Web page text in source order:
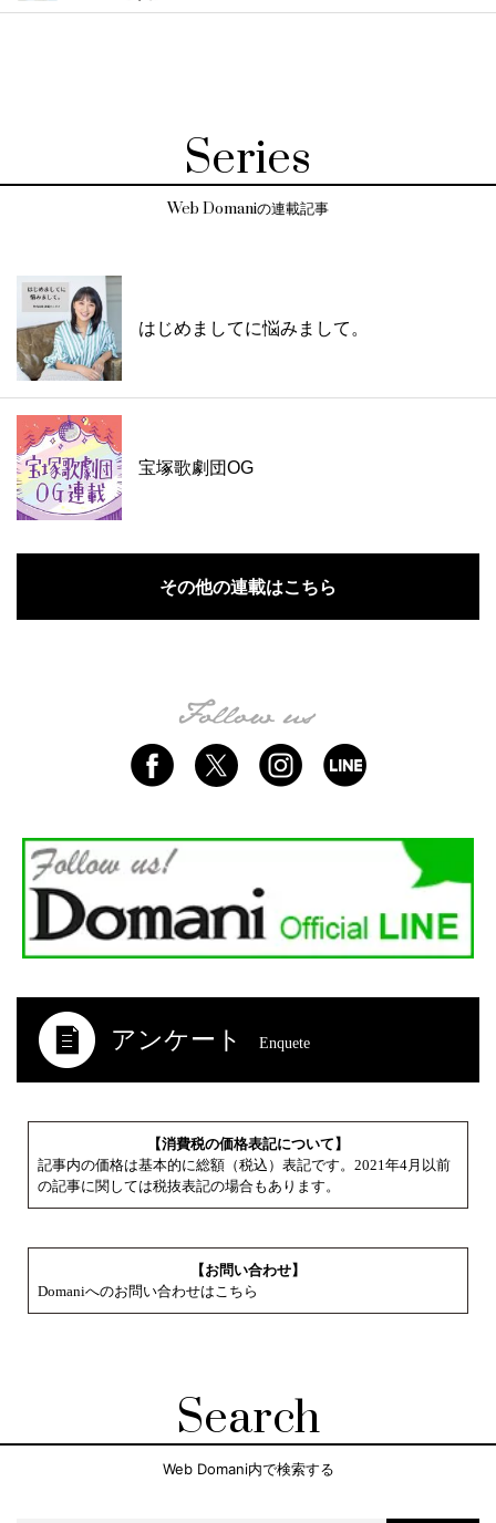
Series
Web Domaniの連載記事
はじめましてに悩みまして。
宝塚歌劇団OG
その他の連載はこちら
アンケート Enquete
【消費税の価格表記について】
記事内の価格は基本的に総額（税込）表記です。2021年4月以前
の記事に関しては税抜表記の場合もあります。
【お問い合わせ】
Domaniへのお問い合わせはこちら
Search
Web Domani内で検索する